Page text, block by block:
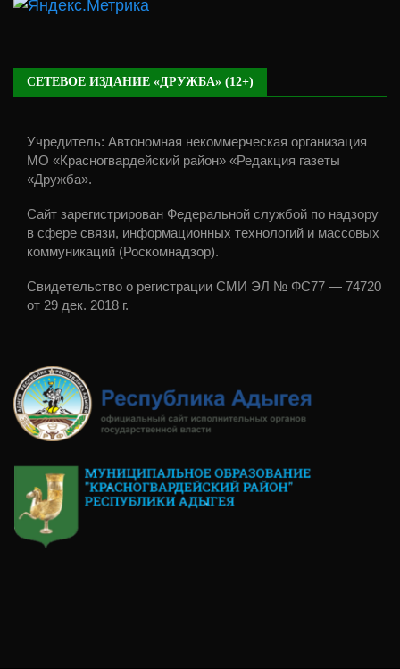
СЕТЕВОЕ ИЗДАНИЕ «ДРУЖБА» (12+)
Учредитель: Автономная некоммерческая организация
МО «Красногвардейский район» «Редакция газеты
«Дружба».
Сайт зарегистрирован Федеральной службой по надзору
в сфере связи, информационных технологий и массовых
коммуникаций (Роскомнадзор).
Свидетельство о регистрации СМИ ЭЛ № ФС77 — 74720
от 29 дек. 2018 г.